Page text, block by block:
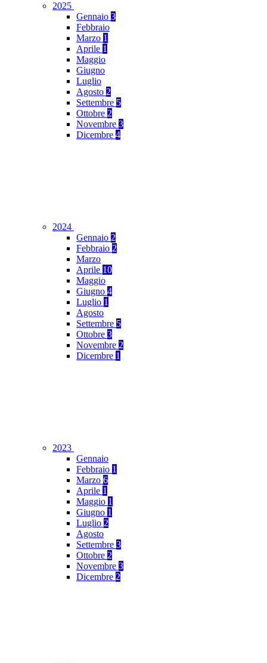
2025
Gennaio 3
Febbraio
Marzo 1
Aprile 1
Maggio
Giugno
Luglio
Agosto 2
Settembre 5
Ottobre 2
Novembre 3
Dicembre 4
2024
Gennaio 2
Febbraio 2
Marzo
Aprile 10
Maggio
Giugno 4
Luglio 1
Agosto
Settembre 5
Ottobre 3
Novembre 2
Dicembre 1
2023
Gennaio
Febbraio 1
Marzo 6
Aprile 1
Maggio 1
Giugno 1
Luglio 2
Agosto
Settembre 3
Ottobre 2
Novembre 3
Dicembre 2